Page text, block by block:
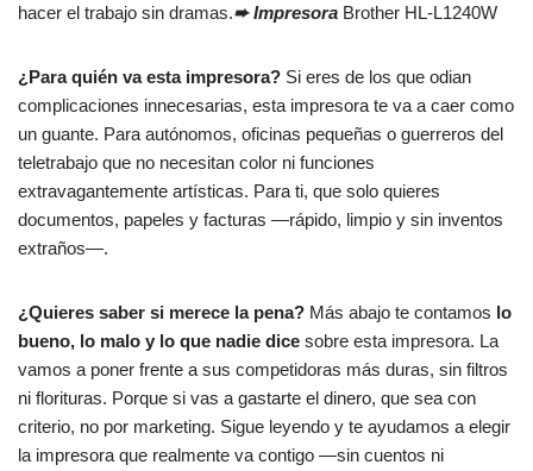
hacer el trabajo sin dramas.➨ Impresora Brother HL-L1240W
¿Para quién va esta impresora? Si eres de los que odian
complicaciones innecesarias, esta impresora te va a caer como
un guante. Para autónomos, oficinas pequeñas o guerreros del
teletrabajo que no necesitan color ni funciones
extravagantemente artísticas. Para ti, que solo quieres
documentos, papeles y facturas —rápido, limpio y sin inventos
extraños—.
¿Quieres saber si merece la pena? Más abajo te contamos lo
bueno, lo malo y lo que nadie dice sobre esta impresora. La
vamos a poner frente a sus competidoras más duras, sin filtros
ni florituras. Porque si vas a gastarte el dinero, que sea con
criterio, no por marketing. Sigue leyendo y te ayudamos a elegir
la impresora que realmente va contigo —sin cuentos ni